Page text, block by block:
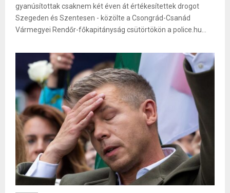
gyanúsítottak csaknem két éven át értékesítettek drogot
Szegeden és Szentesen - közölte a Csongrád-Csanád
Vármegyei Rendőr-főkapitányság csütörtökön a police.hu...